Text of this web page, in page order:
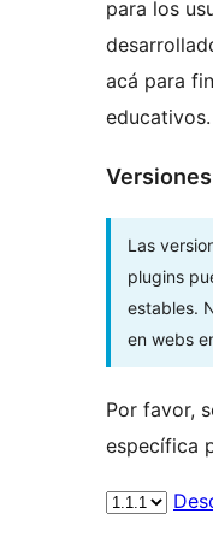
para los
acá para
educativos.
Las
plugins
estables.
en webs
Por favor,
específica